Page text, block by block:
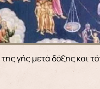
της γής μετά δόξης